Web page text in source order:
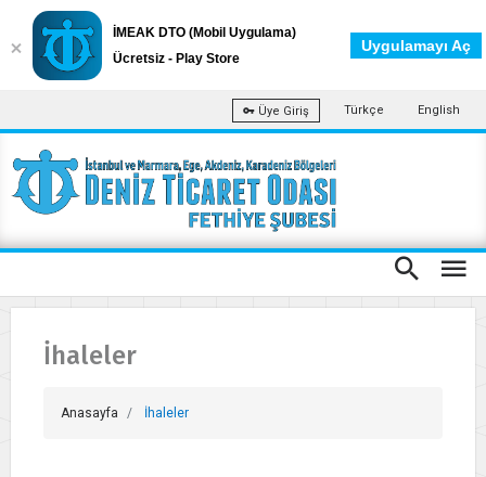
Üye Giriş Türkçe English
İhaleler
Anasayfa İhaleler
İMEAK DTO (Mobil Uygulama)
Ücretsiz - Play Store
Uygulamayı Aç